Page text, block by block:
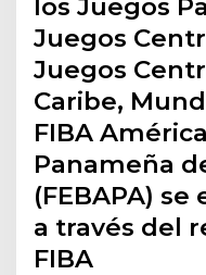
los Juegos
Juegos
Juegos
Caribe,
FIBA
Panameña
(FEBAPA)
a través del
FIBA